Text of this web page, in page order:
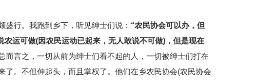
盛行。我跑到乡下，听见绅士们说： “农民协会可以办，但
运可做(因农民运动已起来，无人敢说不可做)，但是现在
而言之，一切从前为绅士们看不起的人，一切被绅士们打在
。不但伸起头，而且掌权了。他们在乡农民协会(农民协会